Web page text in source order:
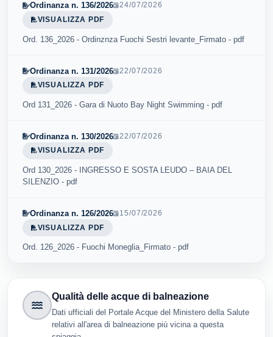
Ordinanza n. 136/2026
24/07/2026
VISUALIZZA PDF
Ord. 136_2026 - Ordinznza Fuochi Sestri levante_Firmato - pdf
Ordinanza n. 131/2026
22/07/2026
VISUALIZZA PDF
Ord 131_2026 - Gara di Nuoto Bay Night Swimming - pdf
Ordinanza n. 130/2026
22/07/2026
VISUALIZZA PDF
Ord 130_2026 - INGRESSO E SOSTA LEUDO – BAIA DEL
SILENZIO - pdf
Ordinanza n. 126/2026
15/07/2026
VISUALIZZA PDF
Ord. 126_2026 - Fuochi Moneglia_Firmato - pdf
Qualità delle acque di balneazione
Dati ufficiali del Portale Acque del Ministero della Salute
relativi all'area di balneazione più vicina a questa